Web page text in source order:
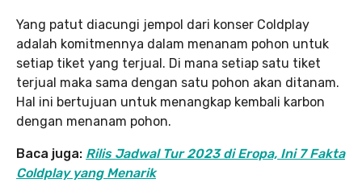
Yang patut diacungi jempol dari konser Coldplay
adalah komitmennya dalam menanam pohon untuk
setiap tiket yang terjual. Di mana setiap satu tiket
terjual maka sama dengan satu pohon akan ditanam.
Hal ini bertujuan untuk menangkap kembali karbon
dengan menanam pohon.
Baca juga: Rilis Jadwal Tur 2023 di Eropa, Ini 7 Fakta
Coldplay yang Menarik